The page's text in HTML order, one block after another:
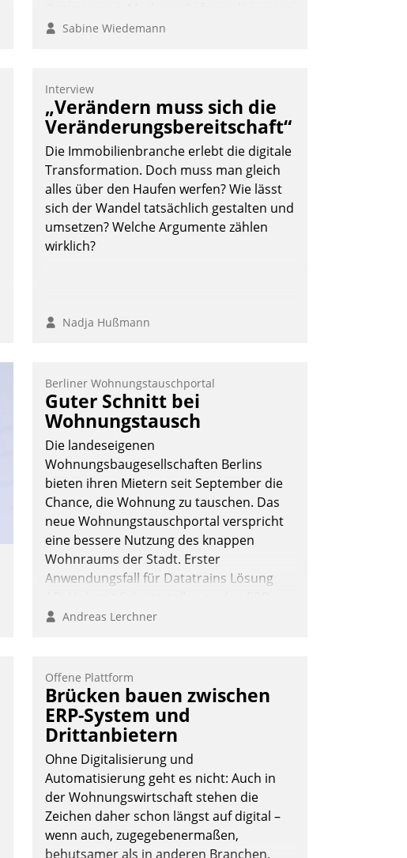
ermöglichen große Einsparungen durch
Allein mit der Einführung einer neuen
Software ist es nicht getan. Die
Digitalisierung erfordert von
Unternehmen die Bereitschaft, sich zu
überprüfen, zu hinterfragen und zu
verändern.
Sabine Wiedemann
Interview
„Verändern muss sich die
Veränderungsbereitschaft“
Die Immobilienbranche erlebt die digitale
Transformation. Doch muss man gleich
alles über den Haufen werfen? Wie lässt
sich der Wandel tatsächlich gestalten und
umsetzen? Welche Argumente zählen
wirklich?
Nadja Hußmann
Berliner Wohnungstauschportal
Guter Schnitt bei
Wohnungstausch
Die landeseigenen
Wohnungsbaugesellschaften Berlins
bieten ihren Mietern seit September die
Chance, die Wohnung zu tauschen. Das
neue Wohnungstauschportal verspricht
eine bessere Nutzung des knappen
Wohnraums der Stadt. Erster
Anwendungsfall für Datatrains Lösung
Systemen der Unternehmen.
Andreas Lerchner
Offene Plattform
Brücken bauen zwischen
ERP-System und
Drittanbietern
Ohne Digitalisierung und
Automatisierung geht es nicht: Auch in
der Wohnungswirtschaft stehen die
Zeichen daher schon längst auf digital –
wenn auch, zugegebenermaßen,
behutsamer als in anderen Branchen.